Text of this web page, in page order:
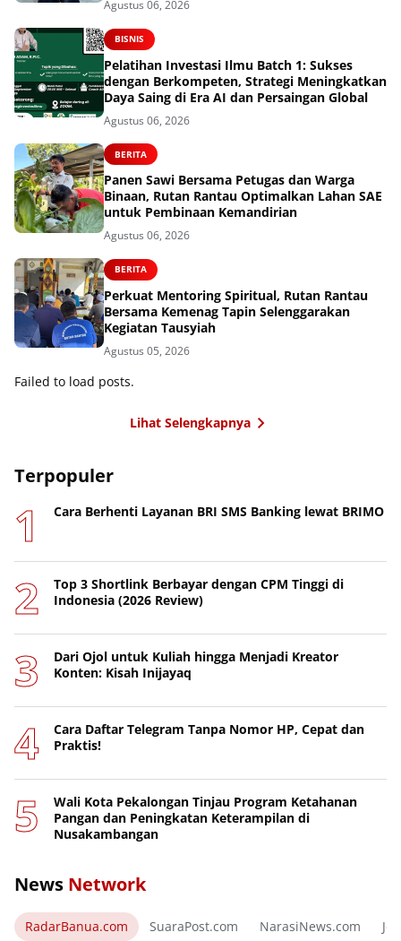
Agustus 06, 2026
BISNIS
Pelatihan Investasi Ilmu Batch 1: Sukses
dengan Berkompeten, Strategi Meningkatkan
Daya Saing di Era AI dan Persaingan Global
Agustus 06, 2026
BERITA
Panen Sawi Bersama Petugas dan Warga
Binaan, Rutan Rantau Optimalkan Lahan SAE
untuk Pembinaan Kemandirian
Agustus 06, 2026
BERITA
Perkuat Mentoring Spiritual, Rutan Rantau
Bersama Kemenag Tapin Selenggarakan
Kegiatan Tausyiah
Agustus 05, 2026
Failed to load posts.
Lihat Selengkapnya
Terpopuler
Cara Berhenti Layanan BRI SMS Banking lewat BRIMO
Top 3 Shortlink Berbayar dengan CPM Tinggi di
Indonesia (2026 Review)
Dari Ojol untuk Kuliah hingga Menjadi Kreator
Konten: Kisah Inijayaq
Cara Daftar Telegram Tanpa Nomor HP, Cepat dan
Praktis!
Wali Kota Pekalongan Tinjau Program Ketahanan
Pangan dan Peningkatan Keterampilan di
Nusakambangan
News Network
RadarBanua.com SuaraPost.com NarasiNews.com